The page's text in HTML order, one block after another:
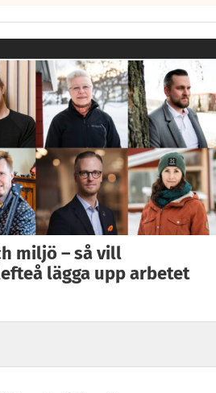
miljö – så vill
lägga upp arbetet